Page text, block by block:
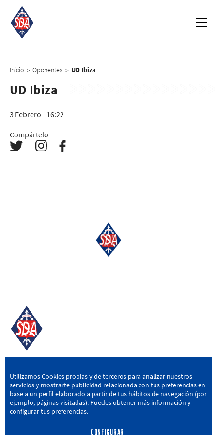
Inicio > Oponentes > UD Ibiza
UD Ibiza
3 Febrero - 16:22
Compártelo
SD AMOREBIETA
San Miguel Kalea, 16, 48340 Amorebieta, Bizkaia
946 604 751 | sda@sdamorebieta.eus
Utilizamos Cookies propias y de terceros para analizar nuestros
servicios y mostrarte publicidad relacionada con tus preferencias en
base a un perfil elaborado a partir de tus hábitos de navegación (por
ejemplo, páginas visitadas). Puedes obtener más información y
configurar tus preferencias.
CONFIGURAR